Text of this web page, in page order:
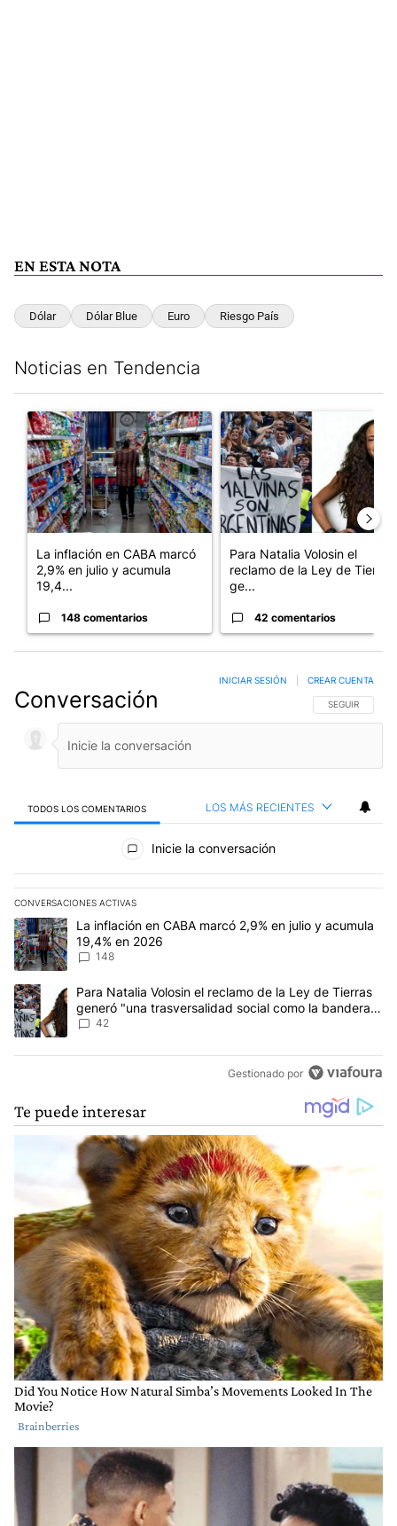
EN ESTA NOTA
Dólar Dólar Blue Euro Riesgo País
Noticias en Tendencia
Un artículo de tendencia con el título "La inflación en CABA
La inflación en CABA marcó
2,9% en julio y acumula
19,4...
148 comentarios
Un artículo de tendencia con
Para Natalia Volosin el
reclamo de la Ley de Tierras
ge...
42 comentarios
Conversación SIGA ESTA
SEGUIR
INICIAR SESIÓN CREAR CUENTA
TODOS LOS COMENTARIOS LOS MÁS RECIENTES
Todos los comentarios
Inicie la conversación
CONVERSACIONES ACTIVAS
Este listado muestra los artículos con más comentarios en los
Un artículo de tendencia con el título "La inflación en CABA
La inflación en CABA marcó 2,9% en julio y acumula
19,4% en 2026
148
Un artículo de tendencia con el título "Para Natalia Volosin el
Para Natalia Volosin el reclamo de la Ley de Tierras
generó "una trasversalidad social como la bandera
de Malvinas"
42
Gestionado por